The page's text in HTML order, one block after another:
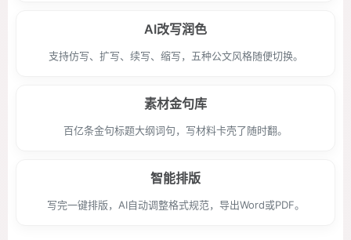
AI改写润色
支持仿写、扩写、续写、缩写，五种公文风格随便切换。
素材金句库
百亿条金句标题大纲词句，写材料卡壳了随时翻。
智能排版
写完一键排版，AI自动调整格式规范，导出Word或PDF。